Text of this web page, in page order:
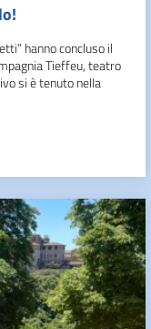
hanno concluso il
Tieffeu, teatro
si è tenuto nella